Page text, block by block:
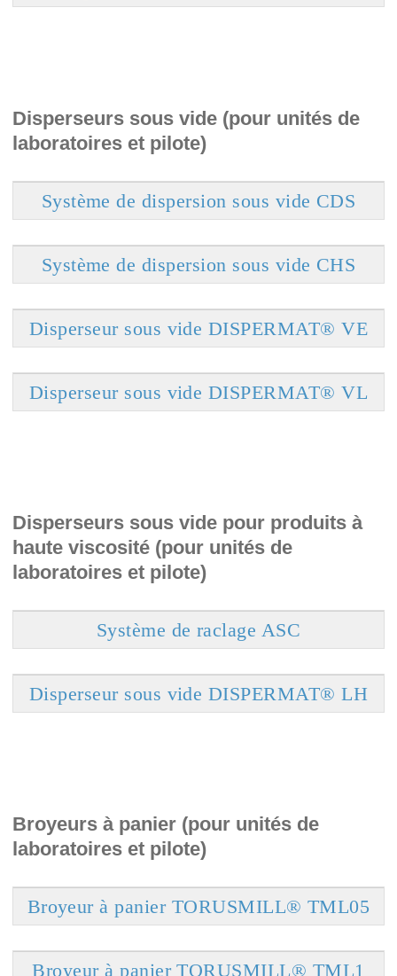
Disperseurs sous vide (pour unités de
laboratoires et pilote)
Système de dispersion sous vide CDS
Système de dispersion sous vide CHS
Disperseur sous vide DISPERMAT® VE
Disperseur sous vide DISPERMAT® VL
Disperseurs sous vide pour produits à
haute viscosité (pour unités de
laboratoires et pilote)
Système de raclage ASC
Disperseur sous vide DISPERMAT® LH
Broyeurs à panier (pour unités de
laboratoires et pilote)
Broyeur à panier TORUSMILL® TML05
Broyeur à panier TORUSMILL® TML1